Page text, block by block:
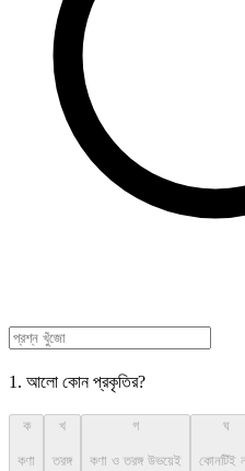
1. আলো কোন প্রকৃতির?
ক
কণা
খ
তরঙ্গ
গ
কণা ও তরঙ্গ উভয়েই
ঘ
কোনটিই